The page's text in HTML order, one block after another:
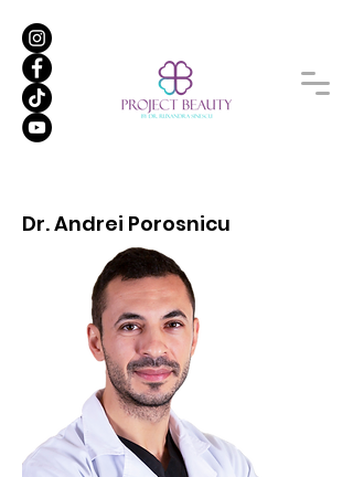
Dr. Andrei Porosnicu